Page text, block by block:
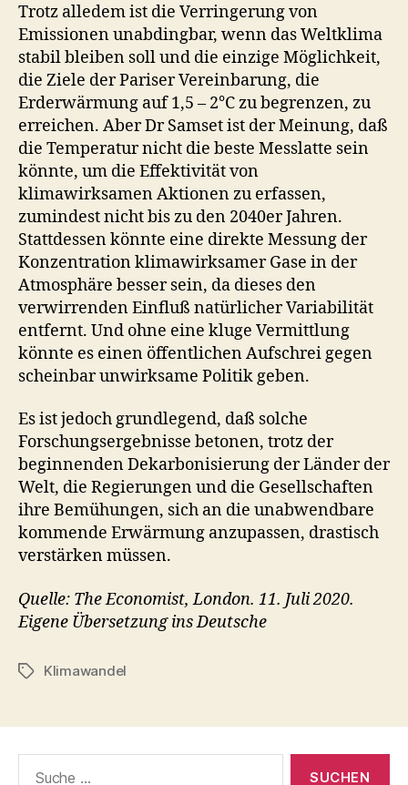
Trotz alledem ist die Verringerung von
Emissionen unabdingbar, wenn das Weltklima
stabil bleiben soll und die einzige Möglichkeit,
die Ziele der Pariser Vereinbarung, die
Erderwärmung auf 1,5 – 2°C zu begrenzen, zu
erreichen. Aber Dr Samset ist der Meinung, daß
die Temperatur nicht die beste Messlatte sein
könnte, um die Effektivität von
klimawirksamen Aktionen zu erfassen,
zumindest nicht bis zu den 2040er Jahren.
Stattdessen könnte eine direkte Messung der
Konzentration klimawirksamer Gase in der
Atmosphäre besser sein, da dieses den
verwirrenden Einfluß natürlicher Variabilität
entfernt. Und ohne eine kluge Vermittlung
könnte es einen öffentlichen Aufschrei gegen
scheinbar unwirksame Politik geben.
Es ist jedoch grundlegend, daß solche
Forschungsergebnisse betonen, trotz der
beginnenden Dekarbonisierung der Länder der
Welt, die Regierungen und die Gesellschaften
ihre Bemühungen, sich an die unabwendbare
kommende Erwärmung anzupassen, drastisch
verstärken müssen.
Quelle: The Economist, London. 11. Juli 2020.
Eigene Übersetzung ins Deutsche
Schlagwörter
Klimawandel